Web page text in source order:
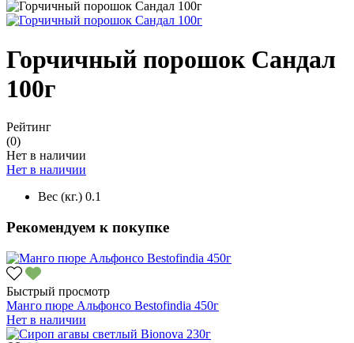
Горчичный порошок Сандал
100г
Рейтинг
(0)
Нет в наличии
Нет в наличии
Вес (кг.) 0.1
Рекомендуем к покупке
Быстрый просмотр
Манго пюре Альфонсо Bestofindia 450г
Нет в наличии